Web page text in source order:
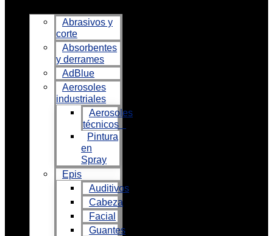
Abrasivos y
corte
Absorbentes
y derrames
AdBlue
Aerosoles
industriales
Aerosoles
técnicos
Pintura
en
Spray
Epis
Auditivos
Cabeza
Facial
Guantes